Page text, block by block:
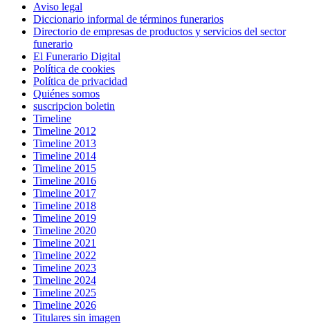
Aviso legal
Diccionario informal de términos funerarios
Directorio de empresas de productos y servicios del sector
funerario
El Funerario Digital
Política de cookies
Política de privacidad
Quiénes somos
suscripcion boletin
Timeline
Timeline 2012
Timeline 2013
Timeline 2014
Timeline 2015
Timeline 2016
Timeline 2017
Timeline 2018
Timeline 2019
Timeline 2020
Timeline 2021
Timeline 2022
Timeline 2023
Timeline 2024
Timeline 2025
Timeline 2026
Titulares sin imagen